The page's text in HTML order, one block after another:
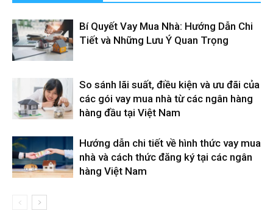
Bí Quyết Vay Mua Nhà: Hướng Dẫn Chi
Tiết và Những Lưu Ý Quan Trọng
So sánh lãi suất, điều kiện và ưu đãi của
các gói vay mua nhà từ các ngân hàng
hàng đầu tại Việt Nam
Hướng dẫn chi tiết về hình thức vay mua
nhà và cách thức đăng ký tại các ngân
hàng Việt Nam